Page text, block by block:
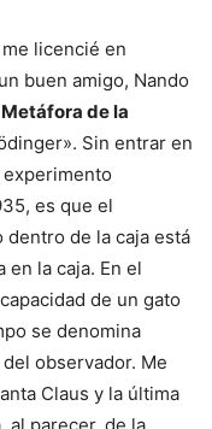
licencié en
buen amigo, Nando
Metáfora de la
Sin entrar en
es que el
de la caja está
la caja. En el
de un gato
se denomina
observador. Me
Claus y la última